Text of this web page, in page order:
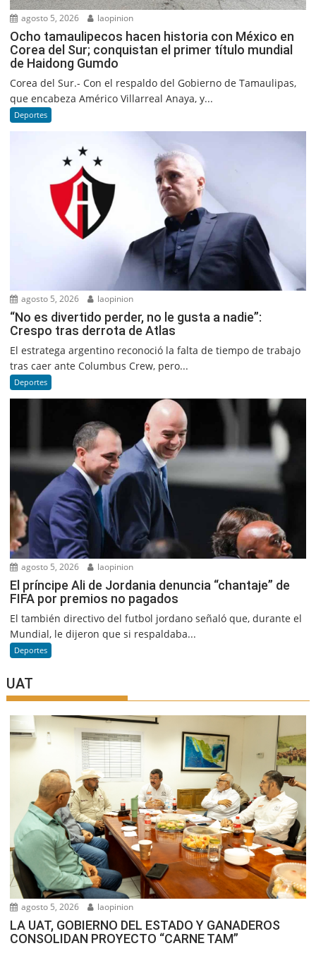
agosto 5, 2026 laopinion
Ocho tamaulipecos hacen historia con México en
Corea del Sur; conquistan el primer título mundial
de Haidong Gumdo
Corea del Sur.- Con el respaldo del Gobierno de Tamaulipas,
que encabeza Américo Villarreal Anaya, y...
Deportes
agosto 5, 2026 laopinion
“No es divertido perder, no le gusta a nadie”:
Crespo tras derrota de Atlas
El estratega argentino reconoció la falta de tiempo de trabajo
tras caer ante Columbus Crew, pero...
Deportes
agosto 5, 2026 laopinion
El príncipe Ali de Jordania denuncia “chantaje” de
FIFA por premios no pagados
El también directivo del futbol jordano señaló que, durante el
Mundial, le dijeron que si respaldaba...
Deportes
UAT
agosto 5, 2026 laopinion
LA UAT, GOBIERNO DEL ESTADO Y GANADEROS
CONSOLIDAN PROYECTO “CARNE TAM”